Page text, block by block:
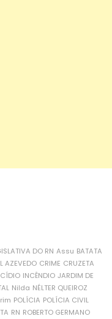
DO RN Assu BATATA
AZEVEDO CRIME CRUZETA
INCÊNDIO JARDIM DE
Nilda NÉLTER QUEIROZ
POLÍCIA POLÍCIA CIVIL
RN ROBERTO GERMANO